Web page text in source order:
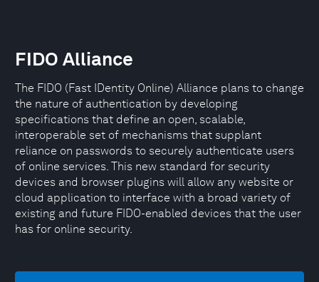
FIDO Alliance
The FIDO (Fast IDentity Online) Alliance plans to change
the nature of authentication by developing
specifications that define an open, scalable,
interoperable set of mechanisms that supplant
reliance on passwords to securely authenticate users
of online services. This new standard for security
devices and browser plugins will allow any website or
cloud application to interface with a broad variety of
existing and future FIDO-enabled devices that the user
has for online security.